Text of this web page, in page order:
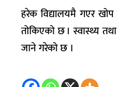
हरेक विद्यालयमै गएर
तोकिएको छ । स्वास्थ्य
जाने गरेको छ ।